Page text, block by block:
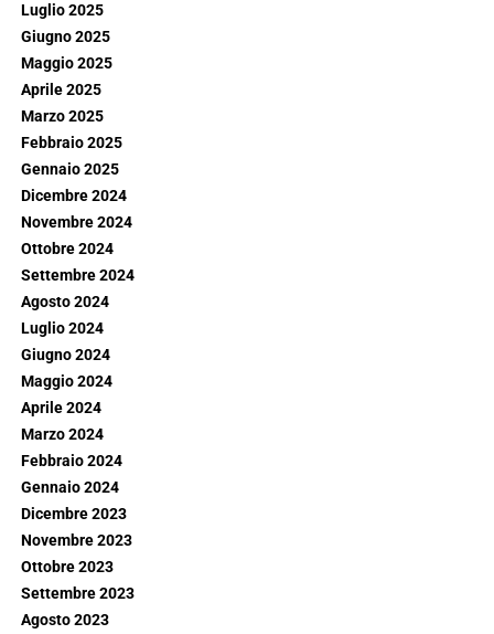
Luglio 2025
Giugno 2025
Maggio 2025
Aprile 2025
Marzo 2025
Febbraio 2025
Gennaio 2025
Dicembre 2024
Novembre 2024
Ottobre 2024
Settembre 2024
Agosto 2024
Luglio 2024
Giugno 2024
Maggio 2024
Aprile 2024
Marzo 2024
Febbraio 2024
Gennaio 2024
Dicembre 2023
Novembre 2023
Ottobre 2023
Settembre 2023
Agosto 2023